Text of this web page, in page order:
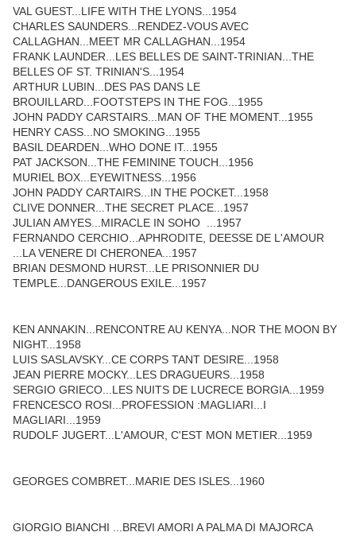
VAL GUEST...LIFE WITH THE LYONS...1954
CHARLES SAUNDERS...RENDEZ-VOUS AVEC
CALLAGHAN...MEET MR CALLAGHAN...1954
FRANK LAUNDER...LES BELLES DE SAINT-TRINIAN...THE
BELLES OF ST. TRINIAN'S...1954
ARTHUR LUBIN...DES PAS DANS LE
BROUILLARD...FOOTSTEPS IN THE FOG...1955
JOHN PADDY CARSTAIRS...MAN OF THE MOMENT...1955
HENRY CASS...NO SMOKING...1955
BASIL DEARDEN...WHO DONE IT...1955
PAT JACKSON...THE FEMININE TOUCH...1956
MURIEL BOX...EYEWITNESS...1956
JOHN PADDY CARTAIRS...IN THE POCKET...1958
CLIVE DONNER...THE SECRET PLACE...1957
JULIAN AMYES...MIRACLE IN SOHO ...1957
FERNANDO CERCHIO...APHRODITE, DEESSE DE L'AMOUR
...LA VENERE DI CHERONEA...1957
BRIAN DESMOND HURST...LE PRISONNIER DU
TEMPLE...DANGEROUS EXILE...1957
KEN ANNAKIN...RENCONTRE AU KENYA...NOR THE MOON BY
NIGHT...1958
LUIS SASLAVSKY...CE CORPS TANT DESIRE...1958
JEAN PIERRE MOCKY...LES DRAGUEURS...1958
SERGIO GRIECO...LES NUITS DE LUCRECE BORGIA...1959
FRENCESCO ROSI...PROFESSION :MAGLIARI...I
MAGLIARI...1959
RUDOLF JUGERT...L'AMOUR, C'EST MON METIER...1959
GEORGES COMBRET...MARIE DES ISLES...1960
GIORGIO BIANCHI ...BREVI AMORI A PALMA DI MAJORCA